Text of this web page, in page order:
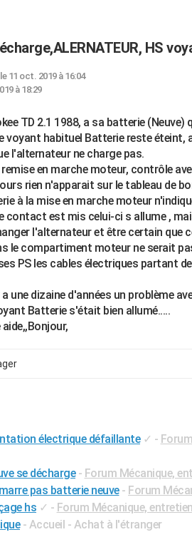
HS
11 oct. 2019 à 16:04
à 18:29
TD 2.1 1988, a sa batterie (Neuve)
voyant habituel Batterie reste éteint,
l'alternateur ne charge pas.
en marche moteur, contrôle
rien n'apparait sur le tableau de
à la mise en marche moteur
contact est mis celui-ci s allume ,
l'alternateur et être certain que
le compartiment moteur ne serait
PS les cables électriques partant
une dizaine d'années un problème
Batterie s'était bien allumé.....
électrique défaillante ✓ -
se décharge - Forum Mécanique,
pas batterie neuve - Forum
hs ✓ - Forum Mécanique,
- Accueil - Achat à l'étranger